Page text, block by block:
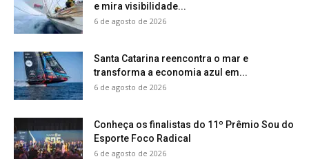
e mira visibilidade...
6 de agosto de 2026
Santa Catarina reencontra o mar e
transforma a economia azul em...
6 de agosto de 2026
Conheça os finalistas do 11º Prêmio Sou do
Esporte Foco Radical
6 de agosto de 2026